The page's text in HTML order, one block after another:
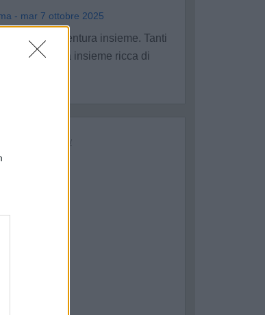
- mar 7 ottobre 2025
la vostra avventura insieme. Tanti
una lunga vita insieme ricca di